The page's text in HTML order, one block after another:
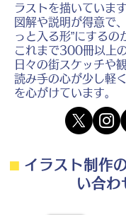
ラストを描いています
図解や説明が得意で
っと入る形”にするの
これまで300冊以上
日々の街スケッチや
読み手の心が少し軽
を心がけています。
⬛︎イラスト制作
い合わ